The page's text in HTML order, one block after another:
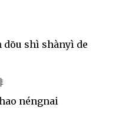
dōu shì shànyì de
néngnai